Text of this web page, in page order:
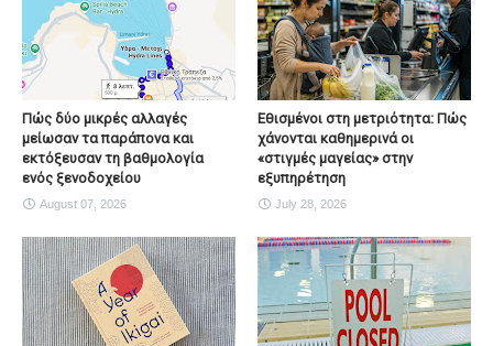
Πώς δύο μικρές αλλαγές
μείωσαν τα παράπονα και
εκτόξευσαν τη βαθμολογία
ενός ξενοδοχείου
August 07, 2026
Εθισμένοι στη μετριότητα: Πώς
χάνονται καθημερινά οι
«στιγμές μαγείας» στην
εξυπηρέτηση
July 28, 2026